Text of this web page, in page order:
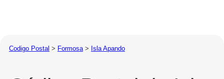
Codigo Postal > Formosa > Isla Apando